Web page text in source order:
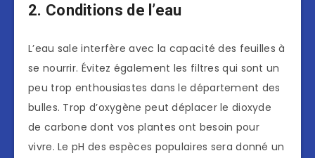
2. Conditions de l’eau
L’eau sale interfère avec la capacité des feuilles à
se nourrir. Évitez également les filtres qui sont un
peu trop enthousiastes dans le département des
bulles. Trop d’oxygène peut déplacer le dioxyde
de carbone dont vos plantes ont besoin pour
vivre. Le pH des espèces populaires sera donné un